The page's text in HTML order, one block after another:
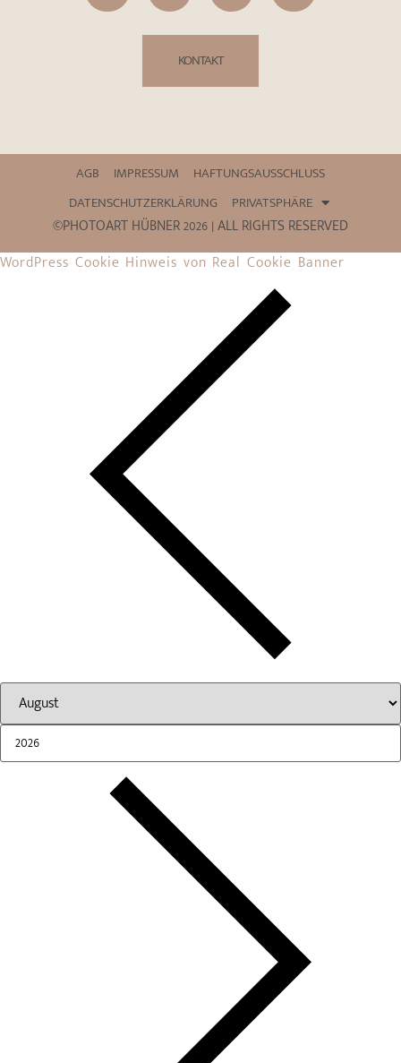
KONTAKT
AGB IMPRESSUM
HAFTUNGSAUSSCHLUSS
DATENSCHUTZERKLÄRUNG
PRIVATSPHÄRE
©PHOTOART HÜBNER 2026 | ALL RIGHTS RESERVED
WordPress Cookie Hinweis von Real Cookie Banner